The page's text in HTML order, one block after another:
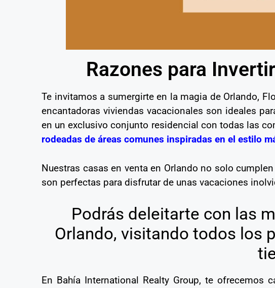
Razones para
Te invitamos a sumergirte en la magia de Orlando,
encantadoras viviendas vacacionales son ideales
en un exclusivo conjunto residencial con todas las
rodeadas de áreas comunes inspiradas en el estilo
Nuestras casas en venta en Orlando no solo
son perfectas para disfrutar de unas vacaciones
Podrás deleitarte con las
Orlando, visitando todos los
En Bahía International Realty Group, te